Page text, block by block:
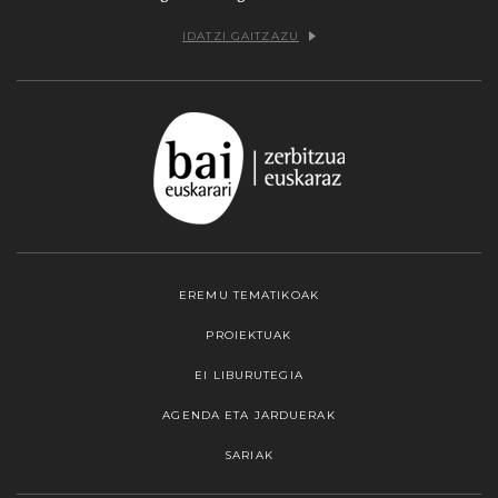
IDATZI GAITZAZU
EREMU TEMATIKOAK
PROIEKTUAK
EI LIBURUTEGIA
AGENDA ETA JARDUERAK
SARIAK